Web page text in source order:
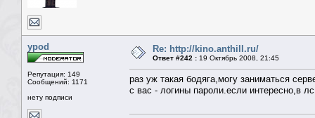
ypod
Репутация: 149
Сообщений: 1171
нету подписи
Re: http://kino.anthill.ru/
Ответ #242 : 19 Октябрь 2008, 21:45
раз уж такая бодяга,могу заниматься
с вас - логины пароли.если интересно,в лс